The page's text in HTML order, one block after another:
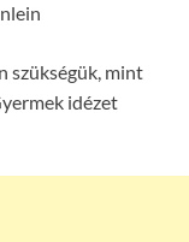
szükségük, mint
idézet